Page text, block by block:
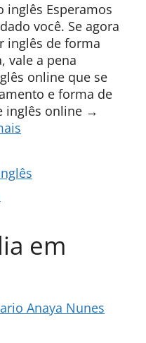
inglês Esperamos
você. Se agora
inglês de forma
vale a pena
online que se
e forma de
inglês online →
em
Anaya Nunes